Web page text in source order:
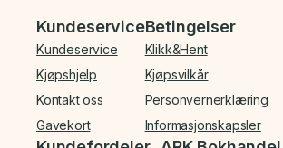
Bunnmeny
Kundeservice
Kundeservice
Kjøpshjelp
Kontakt oss
Gavekort
Betingelser
Klikk&Hent
Kjøpsvilkår
Personvernerklæring
Informasjonskapsler